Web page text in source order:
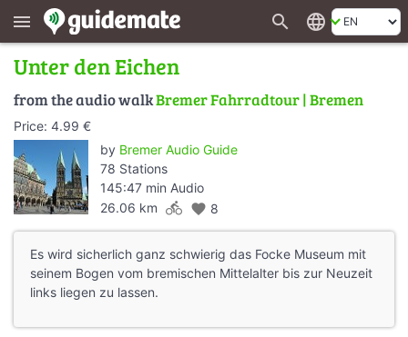
menu search language
Unter den Eichen
from the audio walkBremer Fahrradtour | Bremen
Price: 4.99 €
by Bremer Audio Guide
78 Stations
145:47 min Audio
26.06 km directions_bike favorite 8
Es wird sicherlich ganz schwierig das Focke Museum mit
seinem Bogen vom bremischen Mittelalter bis zur Neuzeit
links liegen zu lassen.